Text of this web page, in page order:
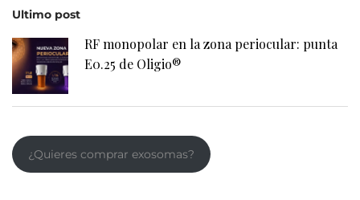
Ultimo post
RF monopolar en la zona periocular: punta
E0.25 de Oligio®
¿Quieres comprar exosomas?